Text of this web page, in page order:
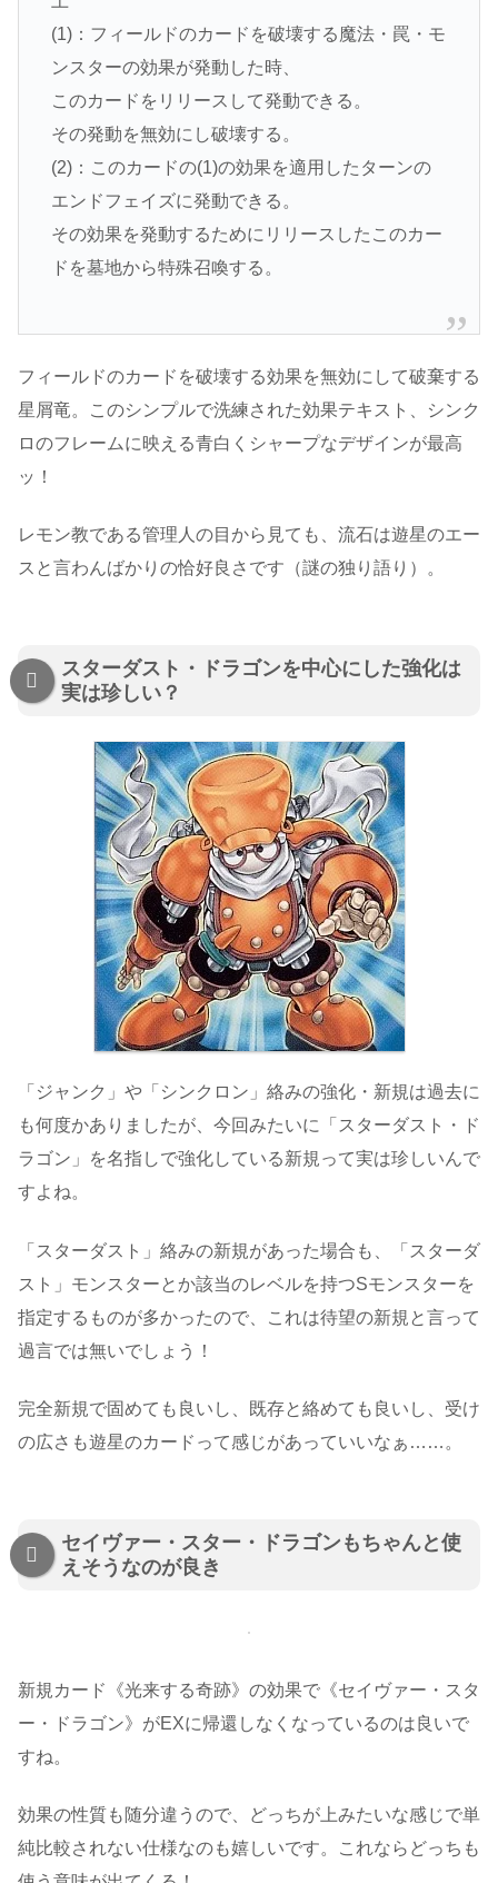
(1)：フィールドのカードを破壊する魔法・罠・モ
ンスターの効果が発動した時、
このカードをリリースして発動できる。
その発動を無効にし破壊する。
(2)：このカードの(1)の効果を適用したターンの
エンドフェイズに発動できる。
その効果を発動するためにリリースしたこのカー
ドを墓地から特殊召喚する。
フィールドのカードを破壊する効果を無効にして破棄する
星屑竜。このシンプルで洗練された効果テキスト、シンク
ロのフレームに映える青白くシャープなデザインが最高
ッ！
レモン教である管理人の目から見ても、流石は遊星のエー
スと言わんばかりの恰好良さです（謎の独り語り）。
スターダスト・ドラゴンを中心にした強化は
実は珍しい？
「ジャンク」や「シンクロン」絡みの強化・新規は過去に
も何度かありましたが、今回みたいに「スターダスト・ド
ラゴン」を名指しで強化している新規って実は珍しいんで
すよね。
「スターダスト」絡みの新規があった場合も、「スターダ
スト」モンスターとか該当のレベルを持つSモンスターを
指定するものが多かったので、これは待望の新規と言って
過言では無いでしょう！
完全新規で固めても良いし、既存と絡めても良いし、受け
の広さも遊星のカードって感じがあっていいなぁ……。
セイヴァー・スター・ドラゴンもちゃんと使
えそうなのが良き
新規カード《光来する奇跡》の効果で《セイヴァー・スタ
ー・ドラゴン》がEXに帰還しなくなっているのは良いで
すね。
効果の性質も随分違うので、どっちが上みたいな感じで単
純比較されない仕様なのも嬉しいです。これならどっちも